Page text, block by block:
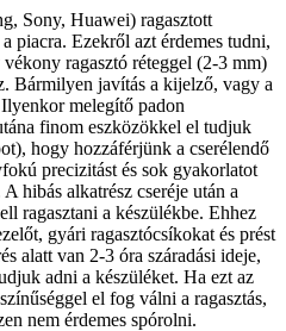
Sony, Huawei) ragasztott
piacra. Ezekről azt érdemes tudni,
ragasztó réteggel (2-3 mm)
Bármilyen javítás a kijelző, vagy a
melegítő padon
finom eszközökkel el tudjuk
hogy hozzáférjünk a cserélendő
precizitást és sok gyakorlatot
hibás alkatrész cseréje után a
ragasztani a készülékbe. Ehhez
gyári ragasztócsíkokat és prést
alatt van 2-3 óra száradási ideje,
adni a készüléket. Ha ezt az
el fog válni a ragasztás,
nem érdemes spórolni.